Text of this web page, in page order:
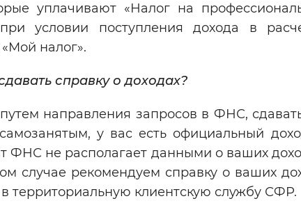
уплачивают «Налог на
условии поступления дохода в
налог».
справку о доходах?
направления запросов в ФНС,
у вас есть официальный
ФНС не располагает данными о ваших
случае рекомендуем справку о ваших
территориальную клиентскую службу СФР.